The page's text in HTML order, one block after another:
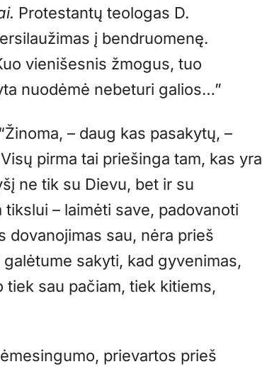
Protestantų teologas D.
į bendruomenę.
vienišesnis žmogus, tuo
nuodėmė nebeturi galios…”
– daug kas pasakytų, –
pirma tai priešinga tam, kas yra
ne tik su Dievu, bet ir su
– laimėti save, padovanoti
dovanojimas sau, nėra prieš
sakyti, kad gyvenimas,
sau pačiam, tiek kitiems,
prievartos prieš